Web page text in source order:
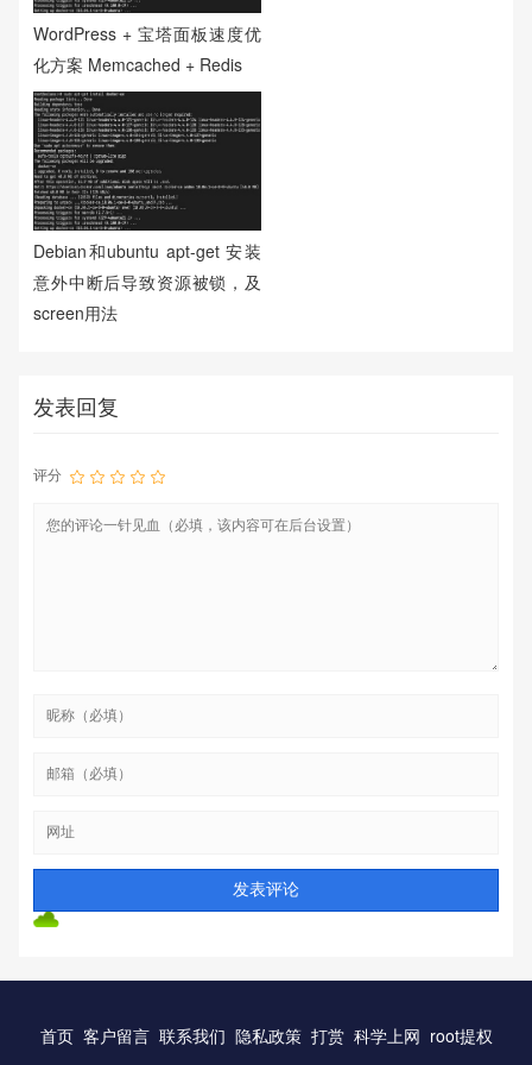
WordPress + 宝塔面板速度优
化方案 Memcached + Redis
Debian和ubuntu apt-get 安装
意外中断后导致资源被锁，及
screen用法
发表回复
评分
首页 客户留言 联系我们 隐私政策 打赏 科学上网 root提权